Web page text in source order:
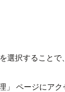
選択すること
」
ページにアク